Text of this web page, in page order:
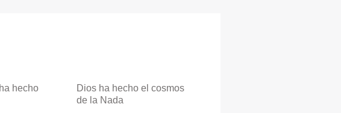
hecho
Dios ha hecho el cosmos
de la Nada